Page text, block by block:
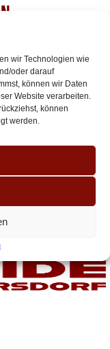
wir Technologien wie
oder darauf
können wir Daten
Website verarbeiten.
können
werden.
sorgt
zurück: Beim
von Trainer